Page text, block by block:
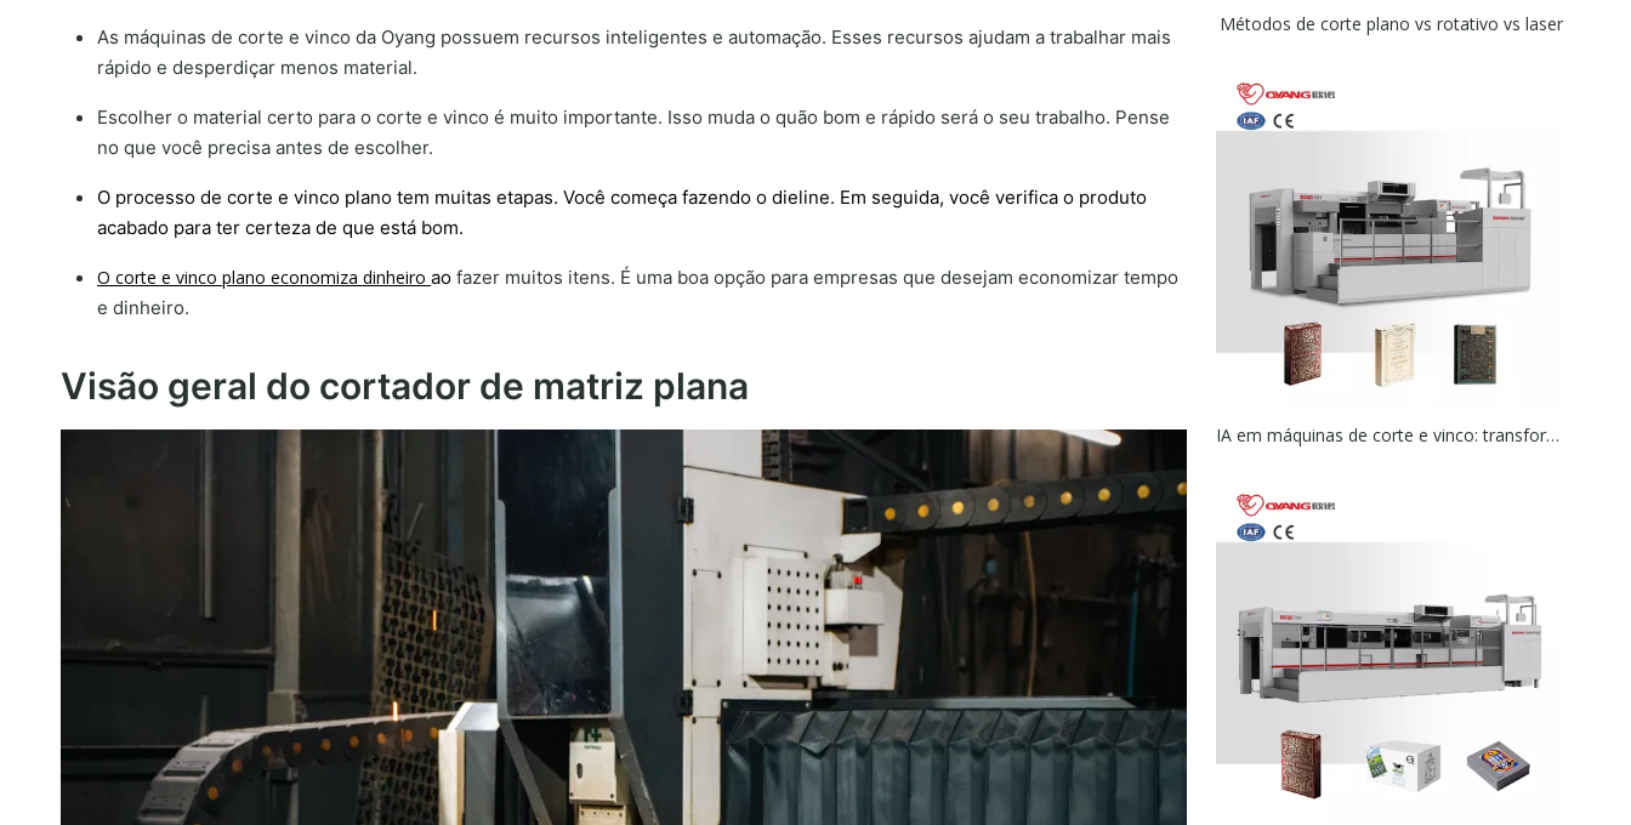
As máquinas de corte e vinco da Oyang possuem recursos inteligentes e automação. Esses recursos ajudam a trabalhar mais
rápido e desperdiçar menos material.
Escolher o material certo para o corte e vinco é muito importante. Isso muda o quão bom e rápido será o seu trabalho. Pense
no que você precisa antes de escolher.
O processo de corte e vinco plano tem muitas etapas. Você começa fazendo o dieline. Em seguida, você verifica o produto
acabado para ter certeza de que está bom.
O corte e vinco plano economiza dinheiro ao fazer muitos itens. É uma boa opção para empresas que desejam economizar tempo
e dinheiro.
Visão geral do cortador de matriz plana
Métodos de corte plano vs rotativo vs laser
IA em máquinas de corte e vinco: transformações esperadas